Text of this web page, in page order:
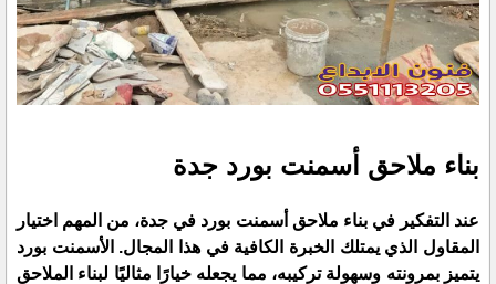
بناء ملاحق أسمنت بورد جدة
عند التفكير في بناء ملاحق أسمنت بورد في جدة، من المهم اختيار
المقاول الذي يمتلك الخبرة الكافية في هذا المجال. الأسمنت بورد
يتميز بمرونته وسهولة تركيبه، مما يجعله خيارًا مثاليًا لبناء الملاحق